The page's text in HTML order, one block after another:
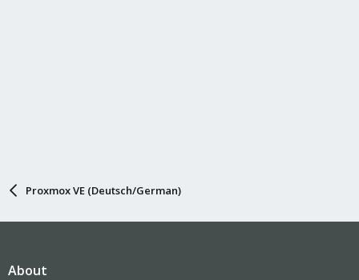
Proxmox VE (Deutsch/German)
About